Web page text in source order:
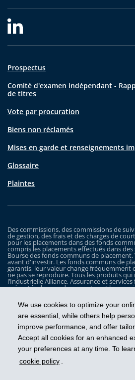
We use cookies to optimize your
are essential, while others help
improve performance, and offer
Accept all cookies for an enhanced
your preferences at any time. To
cookie policy .
Prospectus
Comité d'examen indépendant -
de titres
Vote par procuration
Biens non réclamés
Mises en garde et renseignements
Glossaire
Plaintes
Des commissions, des commissions de
de gestion, des frais et des charges de
pour les placements dans des fonds
compris les placements effectués dans
Bourse des fonds communs de
avant d'investir. Les fonds communs de
garantis, leur valeur change fréquemment
ne pas se reproduire. Tous les produits
l’Industrielle Alliance, Assurance et
présentés dans ce document sont la
sont utilisés ici qu’à titre d’illustration
Les Fonds iA Clarington sont gérés par
Clarington, le logo d’iA Clarington, iA
de iA Gestion de patrimoine sont des
sous licence, de l’Industrielle Alliance,